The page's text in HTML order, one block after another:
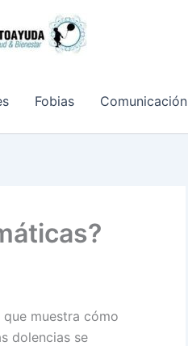
Fobias Comunicación
muestra cómo
dolencias se